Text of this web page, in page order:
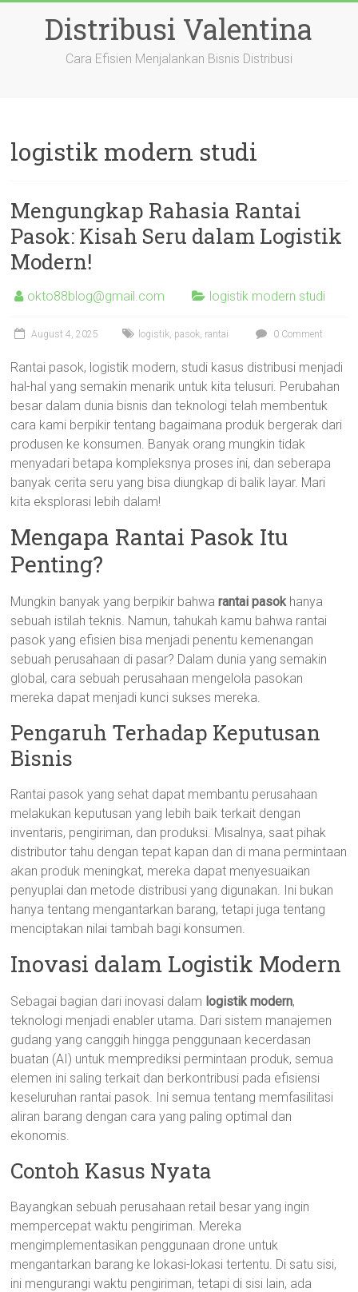
Distribusi Valentina
Cara Efisien Menjalankan Bisnis Distribusi
logistik modern studi
Mengungkap Rahasia Rantai
Pasok: Kisah Seru dalam Logistik
Modern!
okto88blog@gmail.com logistik modern studi
August 4, 2025 logistik, pasok, rantai 0 Comment
Rantai pasok, logistik modern, studi kasus distribusi menjadi
hal-hal yang semakin menarik untuk kita telusuri. Perubahan
besar dalam dunia bisnis dan teknologi telah membentuk
cara kami berpikir tentang bagaimana produk bergerak dari
produsen ke konsumen. Banyak orang mungkin tidak
menyadari betapa kompleksnya proses ini, dan seberapa
banyak cerita seru yang bisa diungkap di balik layar. Mari
kita eksplorasi lebih dalam!
Mengapa Rantai Pasok Itu
Penting?
Mungkin banyak yang berpikir bahwarantai pasokhanya
sebuah istilah teknis. Namun, tahukah kamu bahwa rantai
pasok yang efisien bisa menjadi penentu kemenangan
sebuah perusahaan di pasar? Dalam dunia yang semakin
global, cara sebuah perusahaan mengelola pasokan
mereka dapat menjadi kunci sukses mereka.
Pengaruh Terhadap Keputusan
Bisnis
Rantai pasok yang sehat dapat membantu perusahaan
melakukan keputusan yang lebih baik terkait dengan
inventaris, pengiriman, dan produksi. Misalnya, saat pihak
distributor tahu dengan tepat kapan dan di mana permintaan
akan produk meningkat, mereka dapat menyesuaikan
penyuplai dan metode distribusi yang digunakan. Ini bukan
hanya tentang mengantarkan barang, tetapi juga tentang
menciptakan nilai tambah bagi konsumen.
Inovasi dalam Logistik Modern
Sebagai bagian dari inovasi dalam logistik modern,
teknologi menjadi enabler utama. Dari sistem manajemen
gudang yang canggih hingga penggunaan kecerdasan
buatan (AI) untuk memprediksi permintaan produk, semua
elemen ini saling terkait dan berkontribusi pada efisiensi
keseluruhan rantai pasok. Ini semua tentang memfasilitasi
aliran barang dengan cara yang paling optimal dan
ekonomis.
Contoh Kasus Nyata
Bayangkan sebuah perusahaan retail besar yang ingin
mempercepat waktu pengiriman. Mereka
mengimplementasikan penggunaan drone untuk
mengantarkan barang ke lokasi-lokasi tertentu. Di satu sisi,
ini mengurangi waktu pengiriman, tetapi di sisi lain, ada